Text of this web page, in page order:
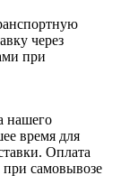
через
при
нашего
время для
Оплата
при самовывозе